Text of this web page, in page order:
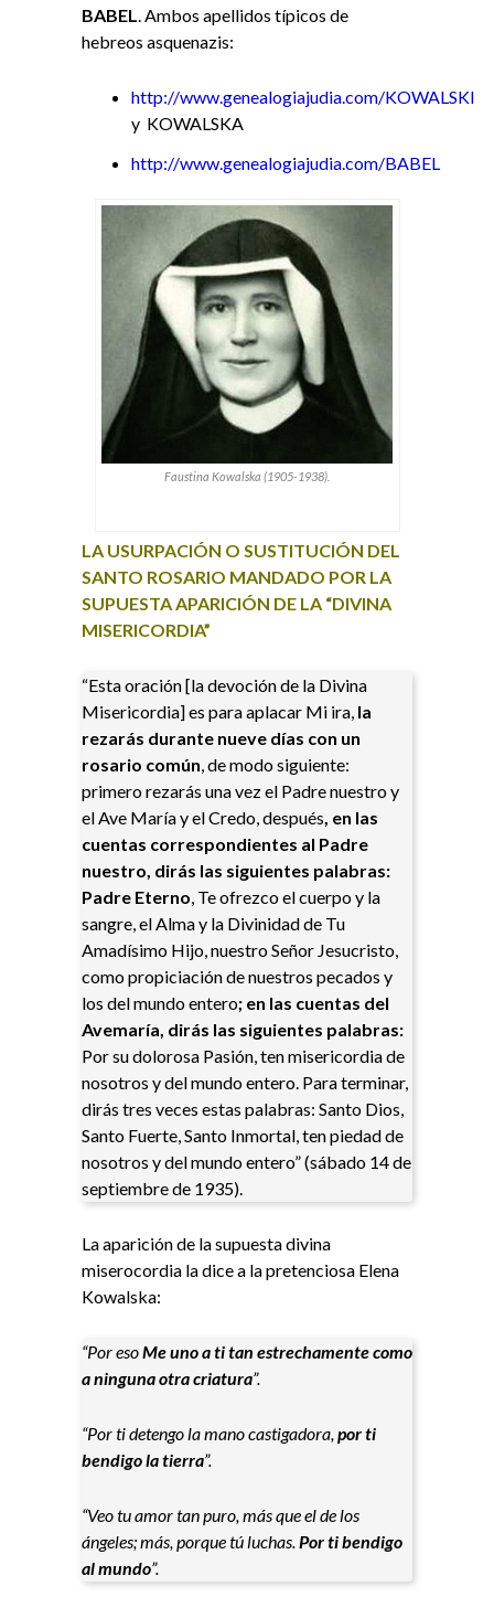
BABEL. Ambos apellidos típicos de
hebreos asquenazis:
http://www.genealogiajudia.com/KOWALSKI
y KOWALSKA
http://www.genealogiajudia.com/BABEL
Faustina Kowalska (1905-1938).
LA USURPACIÓN O SUSTITUCIÓN DEL
SANTO ROSARIO MANDADO POR LA
SUPUESTA APARICIÓN DE LA “DIVINA
MISERICORDIA”
“Esta oración [la devoción de la Divina
Misericordia] es para aplacar Mi ira, la
rezarás durante nueve días con un
rosario común, de modo siguiente:
primero rezarás una vez el Padre nuestro y
el Ave María y el Credo, después, en las
cuentas correspondientes al Padre
nuestro, dirás las siguientes palabras:
Padre Eterno, Te ofrezco el cuerpo y la
sangre, el Alma y la Divinidad de Tu
Amadísimo Hijo, nuestro Señor Jesucristo,
como propiciación de nuestros pecados y
los del mundo entero; en las cuentas del
Avemaría, dirás las siguientes palabras:
Por su dolorosa Pasión, ten misericordia de
nosotros y del mundo entero. Para terminar,
dirás tres veces estas palabras: Santo Dios,
Santo Fuerte, Santo Inmortal, ten piedad de
nosotros y del mundo entero” (sábado 14 de
septiembre de 1935).
La aparición de la supuesta divina
miserocordia la dice a la pretenciosa Elena
Kowalska:
“Por esoMe uno a ti tan estrechamente como
a ninguna otra criatura”.
“Por ti detengo la mano castigadora,por ti
bendigo la tierra”.
“Veo tu amor tan puro, más que el de los
ángeles; más, porque tú luchas.Por ti bendigo
al mundo”.